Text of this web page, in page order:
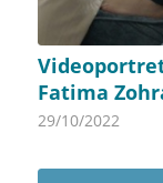
Fatima
29/10/2022